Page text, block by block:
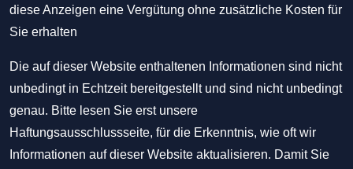
diese Anzeigen eine Vergütung ohne zusätzliche Kosten für
Sie erhalten
Die auf dieser Website enthaltenen Informationen sind nicht
unbedingt in Echtzeit bereitgestellt und sind nicht unbedingt
genau. Bitte lesen Sie erst unsere
Haftungsausschlussseite, für die Erkenntnis, wie oft wir
Informationen auf dieser Website aktualisieren. Damit Sie